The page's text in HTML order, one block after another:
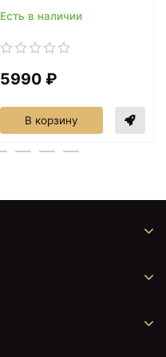
Есть в наличии
5990 ₽
В корзину